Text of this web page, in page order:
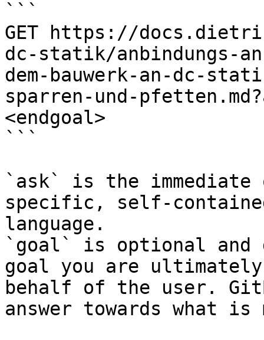
```
GET https://
dc-statik/anbindungs-
dem-bauwerk-an-dc-
sparren-und-
<endgoal>
```
`ask` is the
specific, self-
language.
`goal` is optional and
goal you are
behalf of the user.
answer towards what